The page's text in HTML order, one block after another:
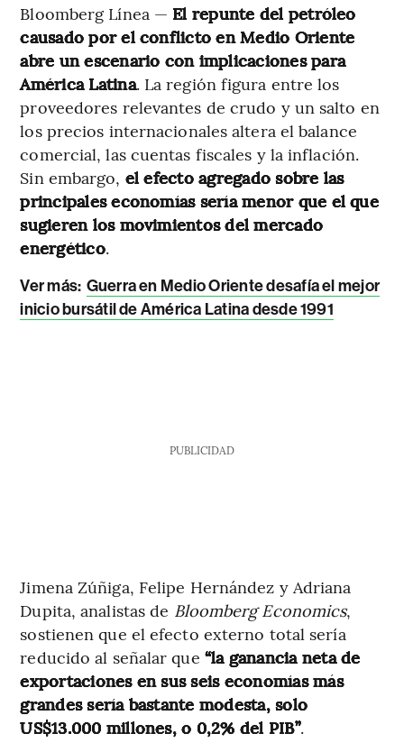
Bloomberg Línea — El repunte del petróleo
causado por el conflicto en Medio Oriente
abre un escenario con implicaciones para
América Latina. La región figura entre los
proveedores relevantes de crudo y un salto en
los precios internacionales altera el balance
comercial, las cuentas fiscales y la inflación.
Sin embargo, el efecto agregado sobre las
principales economías sería menor que el que
sugieren los movimientos del mercado
energético.
Ver más: Guerra en Medio Oriente desafía el mejor
inicio bursátil de América Latina desde 1991
PUBLICIDAD
Jimena Zúñiga, Felipe Hernández y Adriana
Dupita, analistas de Bloomberg Economics,
sostienen que el efecto externo total sería
reducido al señalar que “la ganancia neta de
exportaciones en sus seis economías más
grandes sería bastante modesta, solo
US$13.000 millones, o 0,2% del PIB”.